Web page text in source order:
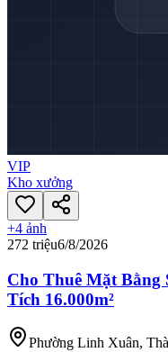
VIP
Kho xưởng
+4 ảnh
272 triệu6/8/2026
Cho Thuê Mặt Bằng
Tích 16.000m²
Phường Linh Xuân,